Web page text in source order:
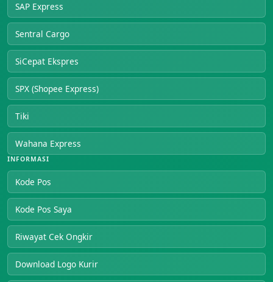
SAP Express
Sentral Cargo
SiCepat Ekspres
SPX (Shopee Express)
Tiki
Wahana Express
INFORMASI
Kode Pos
Kode Pos Saya
Riwayat Cek Ongkir
Download Logo Kurir